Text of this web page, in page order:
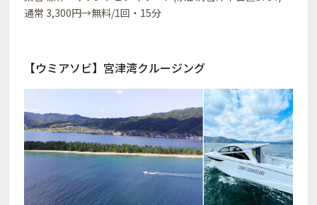
通常 3,300円→無料/1回・15分
【ウミアソビ】宮津湾クルージング